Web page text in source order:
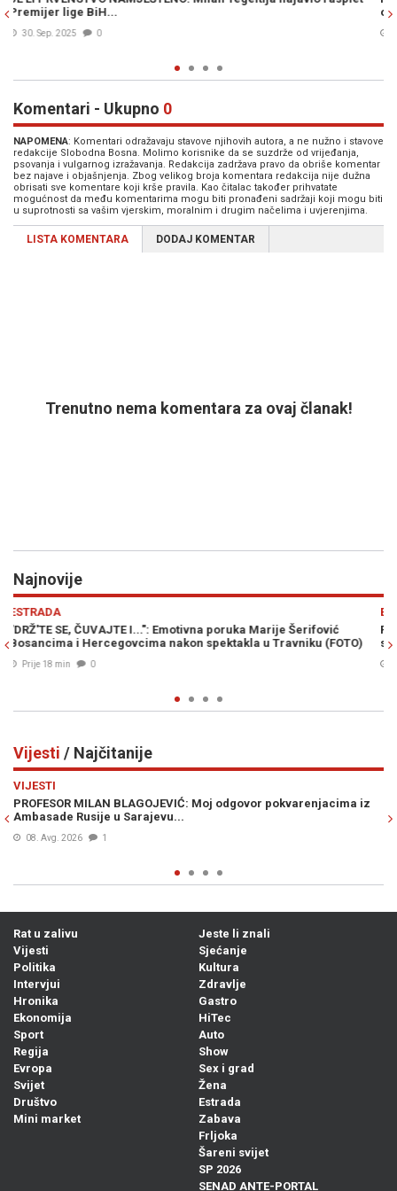
onoliko moći koliko to RS dozvoli"
16. Mar. 2025
Komentari - Ukupno 0
NAPOMENA: Komentari odražavaju stavove njihovih autora, a ne nužno i stavove
redakcije Slobodna Bosna. Molimo korisnike da se suzdrže od vrijeđanja,
psovanja i vulgarnog izražavanja. Redakcija zadržava pravo da obriše komentar
bez najave i objašnjenja. Zbog velikog broja komentara redakcija nije dužna
obrisati sve komentare koji krše pravila. Kao čitalac također prihvatate
mogućnost da među komentarima mogu biti pronađeni sadržaji koji mogu biti
u suprotnosti sa vašim vjerskim, moralnim i drugim načelima i uvjerenjima.
LISTA KOMENTARA DODAJ KOMENTAR
Trenutno nema komentara za ovaj članak!
Najnovije
EVROPA
PUTIN ĆE ZIMU PRETVORITI U ORUŽJE: Velika Britanija
saveznike na novu prijetnju Ukrajini
Prije 44 min
Vijesti / Najčitanije
iz
VIJESTI
ŠOK NA GRANICI: Ponesete li ovo voće u Hrvatsku, prijeti vam
kazna od nevjerovatnih 13.000 eura
07. Avg. 2026
Rat u zalivu
Vijesti
Politika
Intervjui
Hronika
Ekonomija
Sport
Regija
Evropa
Svijet
Društvo
Mini market
Jeste li znali
Sjećanje
Kultura
Zdravlje
Gastro
HiTec
Auto
Show
Sex i grad
Žena
Estrada
Zabava
Frljoka
Šareni svijet
SP 2026
SENAD ANTE-PORTAL